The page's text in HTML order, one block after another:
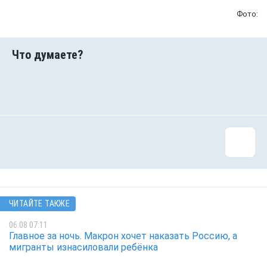
Фото:
ЧИТАЙТЕ ТАКЖЕ
06.08 07:11
Главное за ночь. Макрон хочет наказать Россию, а
мигранты изнасиловали ребёнка